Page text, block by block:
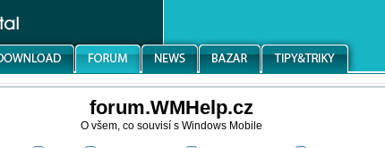
forum.WMHelp.cz
O všem, co souvisí s Windows Mobile